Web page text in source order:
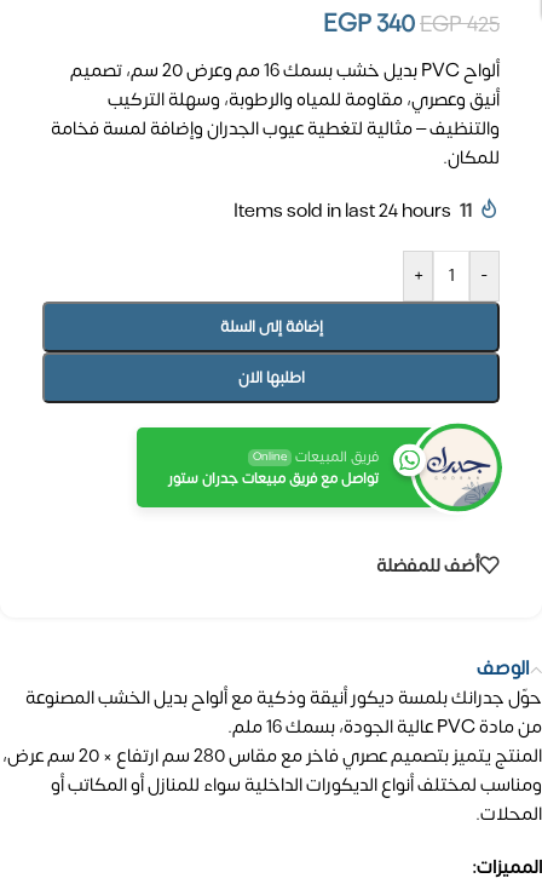
EGP425
EGP340
ألواح PVC بديل خشب بسمك 16 مم وعرض 20 سم، تصميم
أنيق وعصري، مقاومة للمياه والرطوبة، وسهلة التركيب
والتنظيف – مثالية لتغطية عيوب الجدران وإضافة لمسة فخامة
للمكان.
11
Items sold in last 24 hours
-
+
إضافة إلى السلة
اطلبها الان
فريق المبيعات Online
تواصل مع فريق مبيعات جدران ستور
أضف للمفضلة
الوصف
حوّل جدرانك بلمسة ديكور أنيقة وذكية مع ألواح بديل الخشب المصنوعة
من مادة PVC عالية الجودة، بسمك 16 ملم.
المنتج يتميز بتصميم عصري فاخر مع مقاس 280 سم ارتفاع × 20 سم عرض،
ومناسب لمختلف أنواع الديكورات الداخلية سواء للمنازل أو المكاتب أو
المحلات.
المميزات: